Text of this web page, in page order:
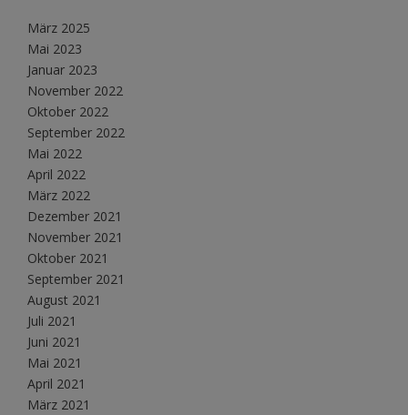
März 2025
Mai 2023
Januar 2023
November 2022
Oktober 2022
September 2022
Mai 2022
April 2022
März 2022
Dezember 2021
November 2021
Oktober 2021
September 2021
August 2021
Juli 2021
Juni 2021
Mai 2021
April 2021
März 2021